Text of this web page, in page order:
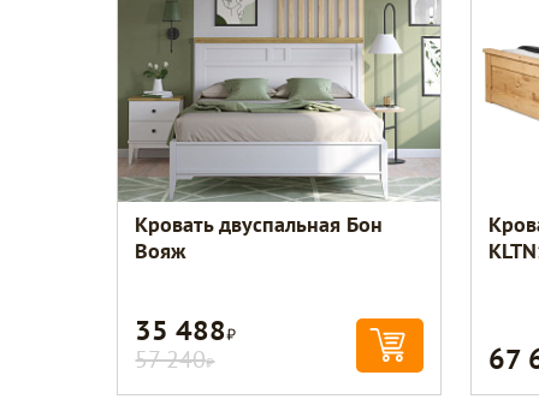
Кровать двуспальная Бон
Вояж
35 488Р
57 240Р 67